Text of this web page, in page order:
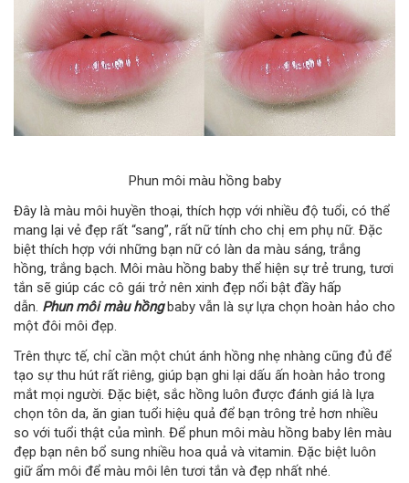
Phun môi màu hồng baby
Đây là màu môi huyền thoại, thích hợp với nhiều độ tuổi, có thể
mang lại vẻ đẹp rất “sang”, rất nữ tính cho chị em phụ nữ. Đặc
biệt thích hợp với những bạn nữ có làn da màu sáng, trắng
hồng, trắng bạch. Môi màu hồng baby thể hiện sự trẻ trung, tươi
tắn sẽ giúp các cô gái trở nên xinh đẹp nổi bật đầy hấp
dẫn. Phun môi màu hồng baby vẫn là sự lựa chọn hoàn hảo cho
một đôi môi đẹp.
Trên thực tế, chỉ cần một chút ánh hồng nhẹ nhàng cũng đủ để
tạo sự thu hút rất riêng, giúp bạn ghi lại dấu ấn hoàn hảo trong
mắt mọi người. Đặc biệt, sắc hồng luôn được đánh giá là lựa
chọn tôn da, ăn gian tuổi hiệu quả để bạn trông trẻ hơn nhiều
so với tuổi thật của mình. Để phun môi màu hồng baby lên màu
đẹp bạn nên bổ sung nhiều hoa quả và vitamin. Đặc biệt luôn
giữ ẩm môi để màu môi lên tươi tắn và đẹp nhất nhé.